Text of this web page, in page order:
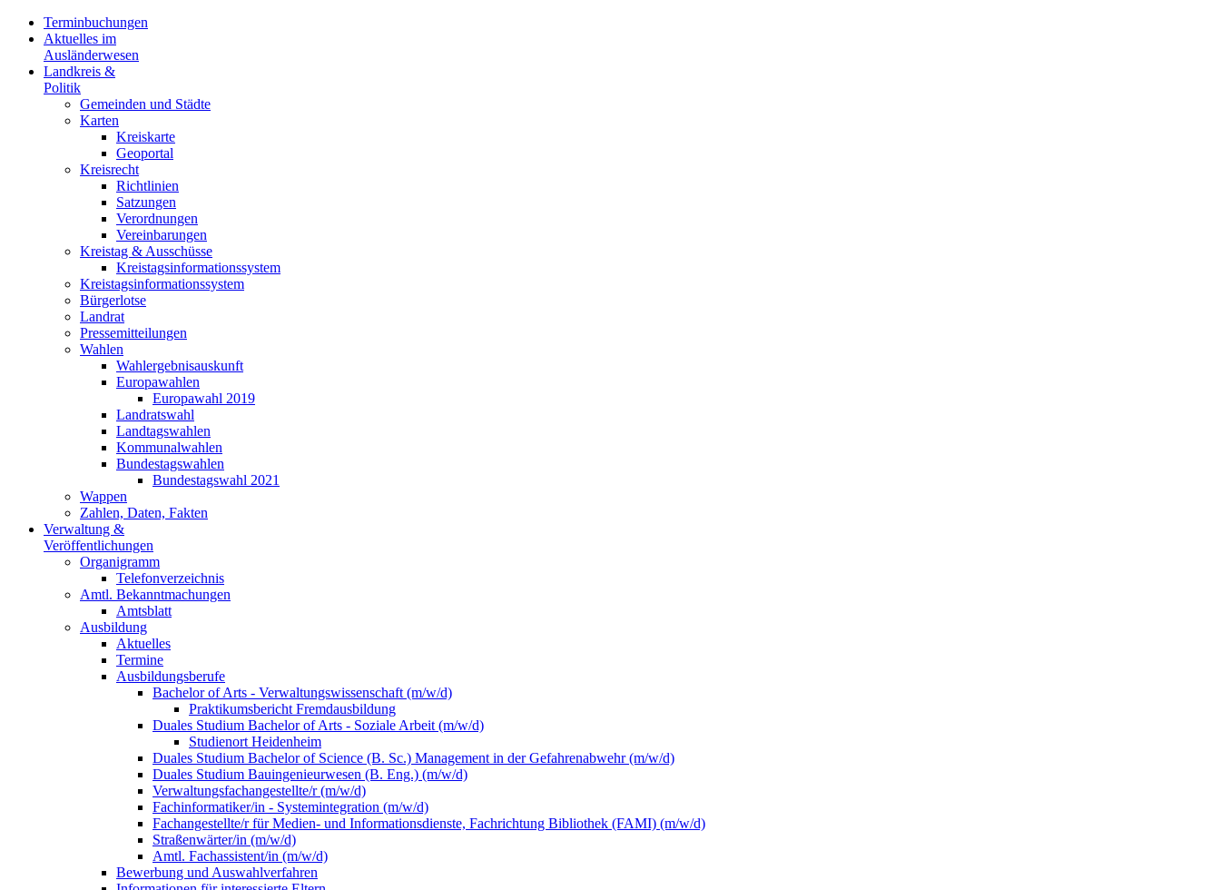
Terminbuchungen
Aktuelles im
Ausländerwesen
Landkreis &
Politik
Gemeinden und Städte
Karten
Kreiskarte
Geoportal
Kreisrecht
Richtlinien
Satzungen
Verordnungen
Vereinbarungen
Kreistag & Ausschüsse
Kreistagsinformationssystem
Kreistagsinformationssystem
Bürgerlotse
Landrat
Pressemitteilungen
Wahlen
Wahlergebnisauskunft
Europawahlen
Europawahl 2019
Landratswahl
Landtagswahlen
Kommunalwahlen
Bundestagswahlen
Bundestagswahl 2021
Wappen
Zahlen, Daten, Fakten
Verwaltung &
Veröffentlichungen
Organigramm
Telefonverzeichnis
Amtl. Bekanntmachungen
Amtsblatt
Ausbildung
Aktuelles
Termine
Ausbildungsberufe
Bachelor of Arts - Verwaltungswissenschaft (m/w/d)
Praktikumsbericht Fremdausbildung
Duales Studium Bachelor of Arts - Soziale Arbeit (m/w/d)
Studienort Heidenheim
Duales Studium Bachelor of Science (B. Sc.) Management in der Gefahrenabwehr (m/w/d)
Duales Studium Bauingenieurwesen (B. Eng.) (m/w/d)
Verwaltungsfachangestellte/r (m/w/d)
Fachinformatiker/in - Systemintegration (m/w/d)
Fachangestellte/r für Medien- und Informationsdienste, Fachrichtung Bibliothek (FAMI) (m/w/d)
Straßenwärter/in (m/w/d)
Amtl. Fachassistent/in (m/w/d)
Bewerbung und Auswahlverfahren